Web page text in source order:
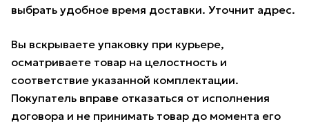
выбрать удобное время доставки. Уточнит адрес.
Вы вскрываете упаковку при курьере,
осматриваете товар на целостность и
соответствие указанной комплектации.
Покупатель вправе отказаться от исполнения
договора и не принимать товар до момента его